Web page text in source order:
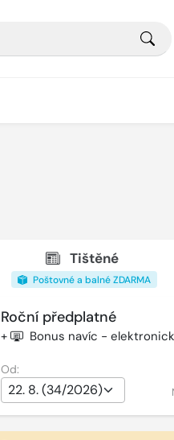
Tištěné
Poštovné a balné ZDARMA
Roční předplatné
+ Bonus navíc -
Od: